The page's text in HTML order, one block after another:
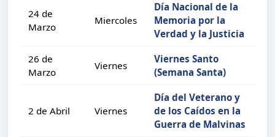
24 de
Marzo
Miercoles
Día Nacional de la
Memoria por la
Verdad y la Justicia
26 de
Marzo
Viernes
Viernes Santo
(Semana Santa)
2 de Abril Viernes
Día del Veterano y
de los Caídos en la
Guerra de Malvinas